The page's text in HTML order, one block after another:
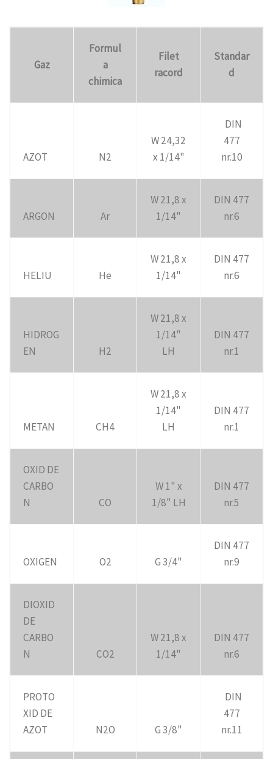
Gaz
Formul
a
chimica
Filet
racord
Standar
d
AZOT N2
W 24,32
x 1/14"
DIN
477
nr.10
ARGON Ar
W 21,8 x
1/14"
DIN 477
nr.6
HELIU He
W 21,8 x
1/14"
DIN 477
nr.6
HIDROG
EN
H2
W 21,8 x
1/14"
LH
DIN 477
nr.1
METAN CH4
W 21,8 x
1/14"
LH
DIN 477
nr.1
OXID DE
CARBO
N
CO
W 1" x
1/8" LH
DIN 477
nr.5
OXIGEN O2 G 3/4"
DIN 477
nr.9
DIOXID
DE
CARBO
N
CO2
W 21,8 x
1/14"
DIN 477
nr.6
PROTO
XID DE
AZOT
N2O G 3/8"
DIN
477
nr.11